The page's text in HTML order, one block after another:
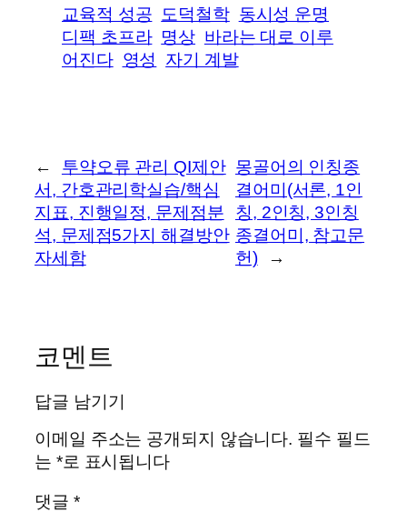
교육적 성공 도덕철학 동시성 운명
디팩 초프라 명상 바라는 대로 이루
어진다 영성 자기 계발
←
투약오류 관리 QI제안
서, 간호관리학실습/핵심
지표, 진행일정, 문제점분
석, 문제점5가지 해결방안
자세함
몽골어의 인칭종
결어미(서론, 1인
칭, 2인칭, 3인칭
종결어미, 참고문
헌)
→
코멘트
답글 남기기
이메일 주소는 공개되지 않습니다. 필수 필드
는 *로 표시됩니다
댓글 *